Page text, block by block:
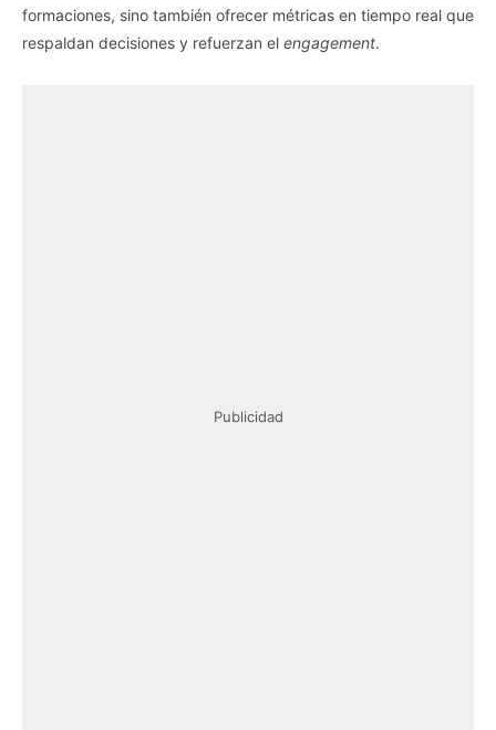
formaciones, sino también ofrecer métricas en tiempo real que
respaldan decisiones y refuerzan el engagement.
Publicidad